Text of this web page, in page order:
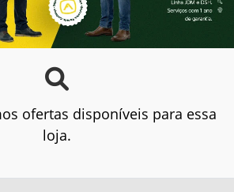
ofertas disponíveis para essa
loja.